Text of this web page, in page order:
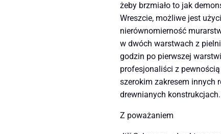
żeby brzmiało to jak
Wreszcie, możliwe jest
nierównomierność
w dwóch warstwach z
godzin po pierwszej
profesjonaliści z
szerokim zakresem innych
drewnianych
Z poważaniem